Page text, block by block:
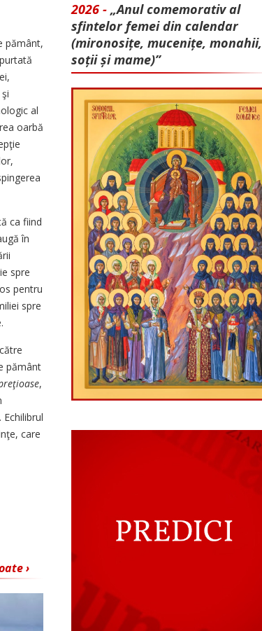
pământ,
al
oarbă
ca fiind
în
spre
pentru
spre
pământ
,
. Echilibrul
care
›
2026 - „Anul comemorativ al
sfintelor femei din calendar
(mironosițe, mu­cenițe, monahii,
soții și mame)”